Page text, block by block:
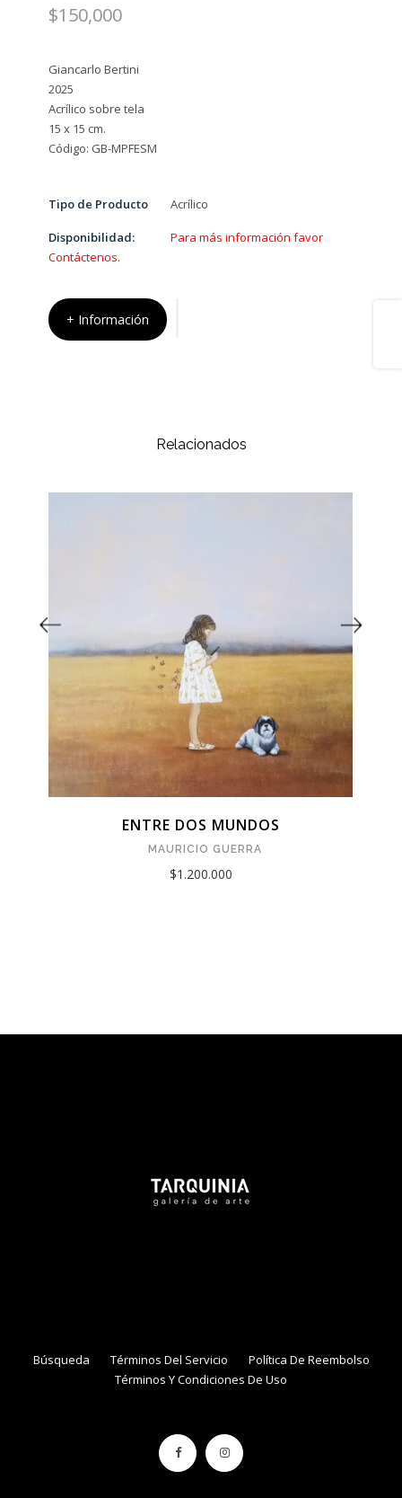
$150,000
Giancarlo Bertini
2025
Acrílico sobre tela
15 x 15 cm.
Tipo de Producto Acrílico
Disponibilidad:
Para más información favor
Contáctenos.
+ Información
Relacionados
ENTRE DOS MUNDOS
MAURICIO GUERRA
$1.200.000
Búsqueda Términos Del Servicio
Política De Reembolso
Términos Y Condiciones De Uso